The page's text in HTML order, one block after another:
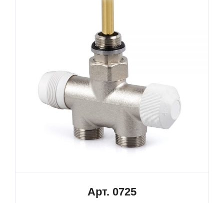
Арт. 0725